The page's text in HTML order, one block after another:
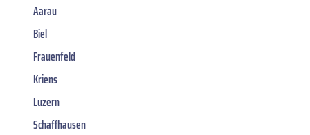
Aarau
Biel
Frauenfeld
Kriens
Luzern
Schaffhausen